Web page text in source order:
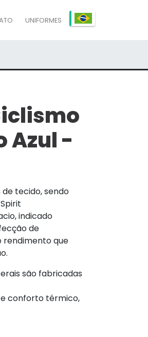
UNIFORMES
Azul -
tecido, sendo
indicado
de
rendimento que
são fabricadas
conforto térmico,